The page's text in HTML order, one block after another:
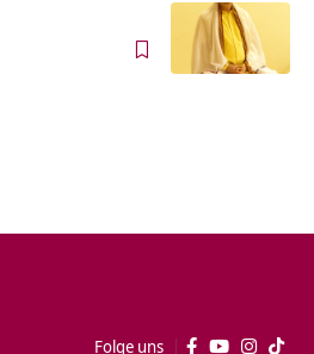
Folge uns